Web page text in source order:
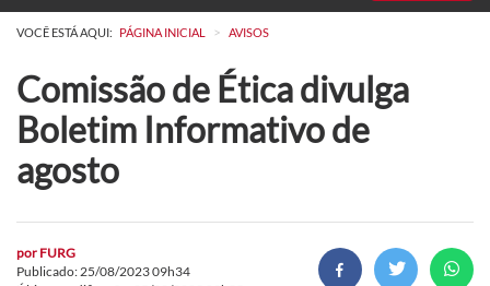
VOCÊ ESTÁ AQUI: PÁGINA INICIAL > AVISOS
Comissão de Ética divulga
Boletim Informativo de
agosto
por FURG
Publicado: 25/08/2023 09h34